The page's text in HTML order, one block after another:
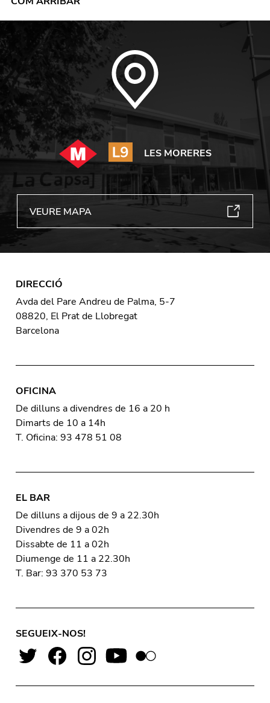
LES MORERES
VEURE MAPA
DIRECCIÓ
Avda del Pare Andreu de Palma, 5-7
08820, El Prat de Llobregat
Barcelona
OFICINA
De dilluns a divendres de 16 a 20 h
Dimarts de 10 a 14h
T. Oficina: 93 478 51 08
EL BAR
De dilluns a dijous de 9 a 22.30h
Divendres de 9 a 02h
Dissabte de 11 a 02h
Diumenge de 11 a 22.30h
T. Bar: 93 370 53 73
SEGUEIX-NOS!